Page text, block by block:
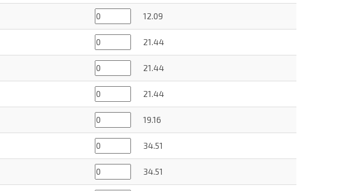
12.09
21.44
21.44
21.44
19.16
34.51
34.51